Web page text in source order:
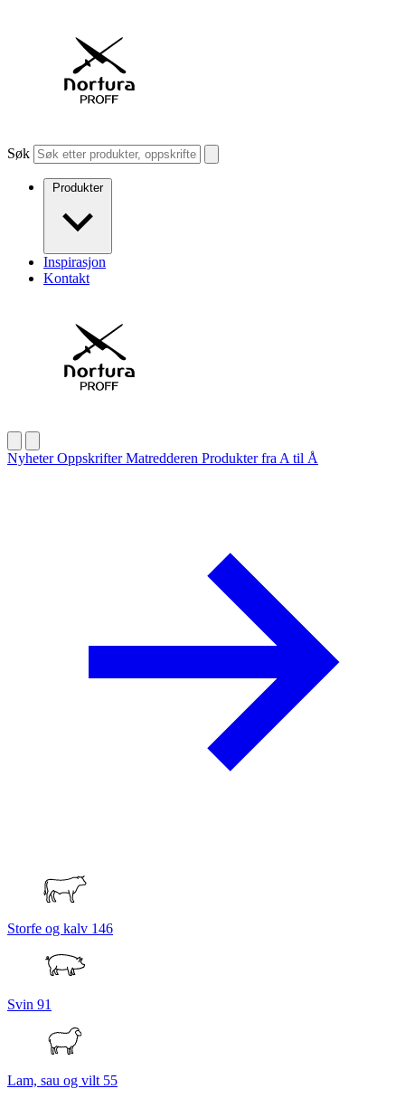
Søk
Produkter
Inspirasjon
Kontakt
NyheterOppskrifterMatredderen Produkter fra A til Å
Storfe og kalv 146
Svin 91
Lam, sau og vilt 55